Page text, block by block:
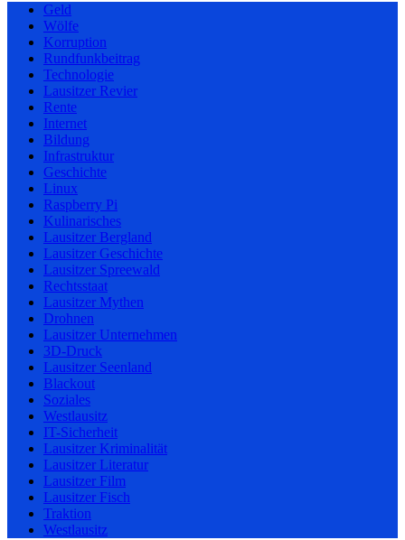
Geld
Wölfe
Korruption
Rundfunkbeitrag
Technologie
Lausitzer Revier
Rente
Internet
Bildung
Infrastruktur
Geschichte
Linux
Raspberry Pi
Kulinarisches
Lausitzer Bergland
Lausitzer Geschichte
Lausitzer Spreewald
Rechtsstaat
Lausitzer Mythen
Drohnen
Lausitzer Unternehmen
3D-Druck
Lausitzer Seenland
Blackout
Soziales
Westlausitz
IT-Sicherheit
Lausitzer Kriminalität
Lausitzer Literatur
Lausitzer Film
Lausitzer Fisch
Traktion
Westlausitz